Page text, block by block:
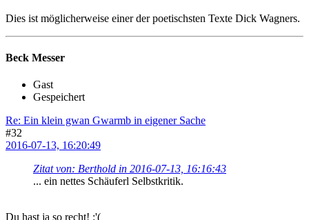
Dies ist möglicherweise einer der poetischsten Texte Dick Wagners.
Beck Messer
Gast
Gespeichert
Re: Ein klein gwan Gwarmb in eigener Sache
#32
2016-07-13, 16:20:49
Zitat von: Berthold in 2016-07-13, 16:16:43
... ein nettes Schäuferl Selbstkritik.
Du hast ja so recht! :'(